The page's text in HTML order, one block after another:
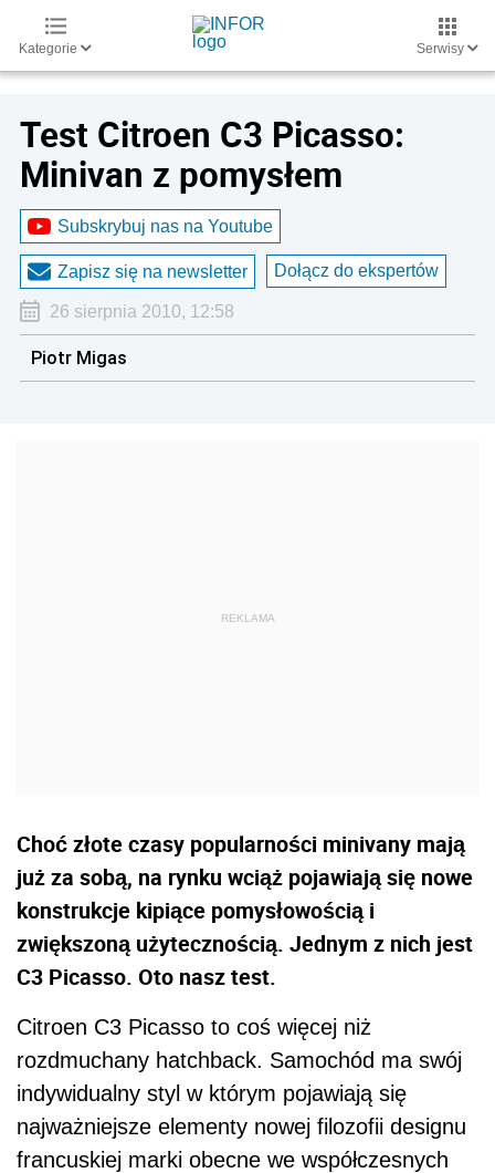
Kategorie Serwisy
Test Citroen C3 Picasso:
Minivan z pomysłem
Subskrybuj nas na Youtube
Zapisz się na newsletter Dołącz do ekspertów
26 sierpnia 2010, 12:58
Piotr Migas
Choć złote czasy popularności minivany mają
już za sobą, na rynku wciąż pojawiają się nowe
konstrukcje kipiące pomysłowością i
zwiększoną użytecznością. Jednym z nich jest
C3 Picasso. Oto nasz test.
Citroen C3 Picasso to coś więcej niż
rozdmuchany hatchback. Samochód ma swój
indywidualny styl w którym pojawiają się
najważniejsze elementy nowej filozofii designu
francuskiej marki obecne we współczesnych